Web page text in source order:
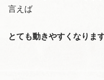
言えば
とても動きやすくなります